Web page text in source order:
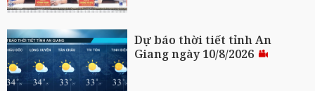
Dự báo thời tiết tỉnh An
Giang ngày 10/8/2026